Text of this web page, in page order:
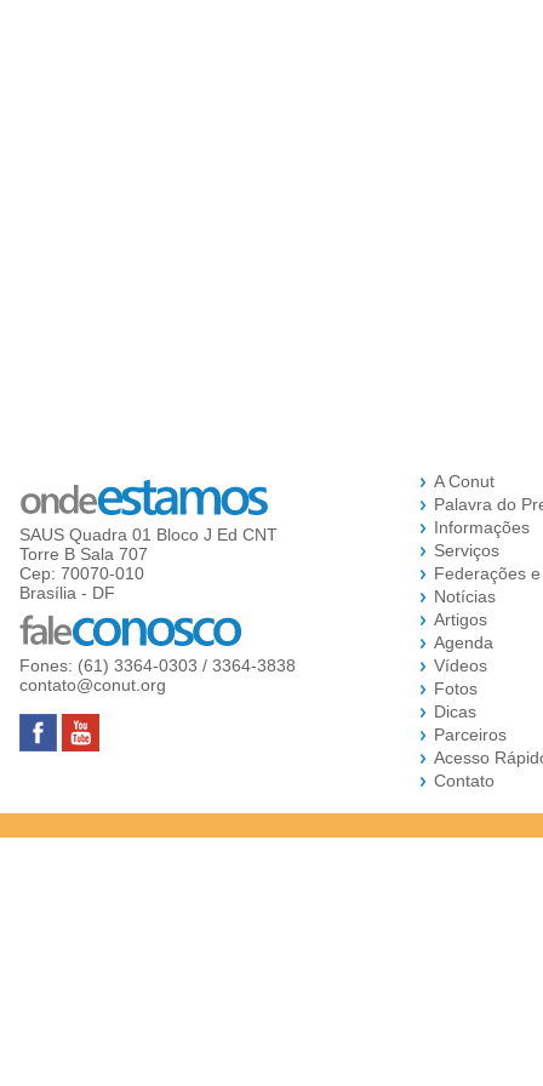
SAUS Quadra 01 Bloco J Ed CNT
Torre B Sala 707
Cep: 70070-010
Brasília - DF
Fones: (61) 3364-0303 / 3364-3838
contato@conut.org
A Conut
Palavra do
Informações
Serviços
Federações
Notícias
Artigos
Agenda
Vídeos
Fotos
Dicas
Parceiros
Acesso
Contato